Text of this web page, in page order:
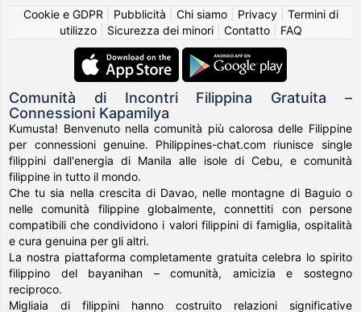
Cookie e GDPR
Pubblicità Chi siamo| Privacy| Termini di
utilizzo| Sicurezza dei minori| Contatto| FAQ
Comunità di Incontri Filippina Gratuita –
Connessioni Kapamilya
Kumusta! Benvenuto nella comunità più calorosa delle Filippine
per connessioni genuine. Philippines-chat.com riunisce single
filippini dall'energia di Manila alle isole di Cebu, e comunità
filippine in tutto il mondo.
Che tu sia nella crescita di Davao, nelle montagne di Baguio o
nelle comunità filippine globalmente, connettiti con persone
compatibili che condividono i valori filippini di famiglia, ospitalità
e cura genuina per gli altri.
La nostra piattaforma completamente gratuita celebra lo spirito
filippino del bayanihan – comunità, amicizia e sostegno
reciproco.
Migliaia di filippini hanno costruito relazioni significative